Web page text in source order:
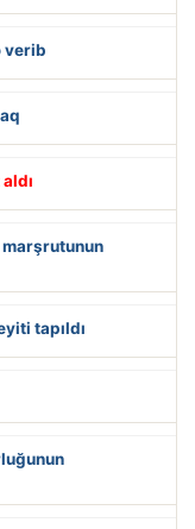
verib
marşrutunun
tapıldı